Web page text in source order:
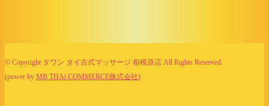
© Copyright タワン タイ古式マッサージ 相模原店 All Rights Reserved.
(power by MB THAi COMMERCE株式会社)